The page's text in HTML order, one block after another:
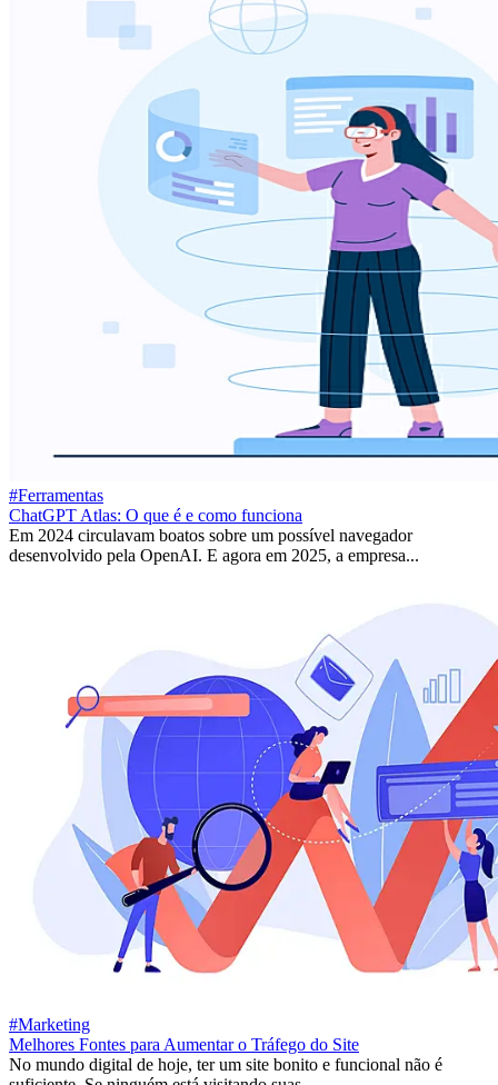
#Ferramentas
ChatGPT Atlas: O que é e como funciona
Em 2024 circulavam boatos sobre um possível navegador
desenvolvido pela OpenAI. E agora em 2025, a empresa...
#Marketing
Melhores Fontes para Aumentar o Tráfego do Site
No mundo digital de hoje, ter um site bonito e funcional não é